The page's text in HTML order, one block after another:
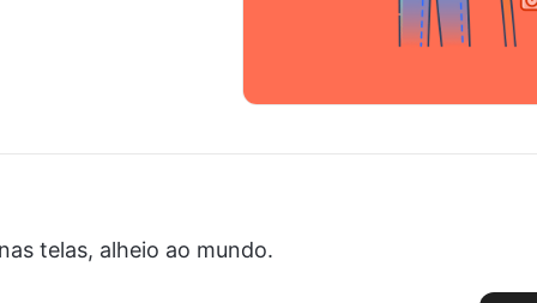
telas, alheio ao mundo.